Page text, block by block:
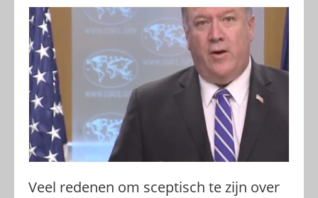
Veel redenen om sceptisch te zijn over